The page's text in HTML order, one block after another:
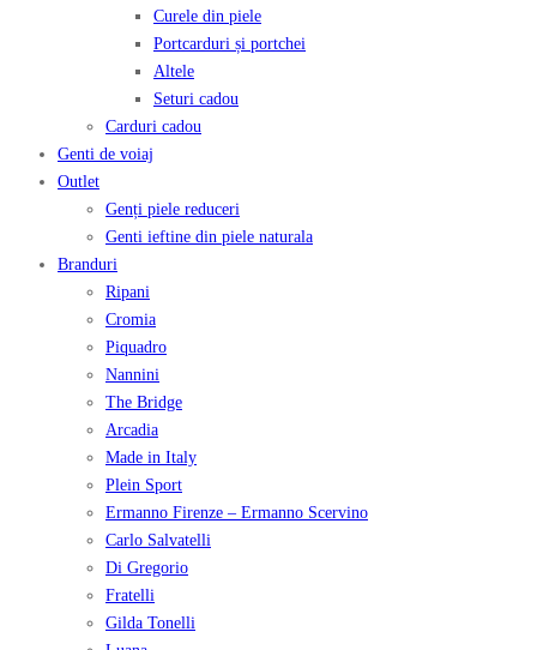
Curele din piele
Portcarduri și portchei
Altele
Seturi cadou
Carduri cadou
Genti de voiaj
Outlet
Genți piele reduceri
Genti ieftine din piele naturala
Branduri
Ripani
Cromia
Piquadro
Nannini
The Bridge
Arcadia
Made in Italy
Plein Sport
Ermanno Firenze – Ermanno Scervino
Carlo Salvatelli
Di Gregorio
Fratelli
Gilda Tonelli